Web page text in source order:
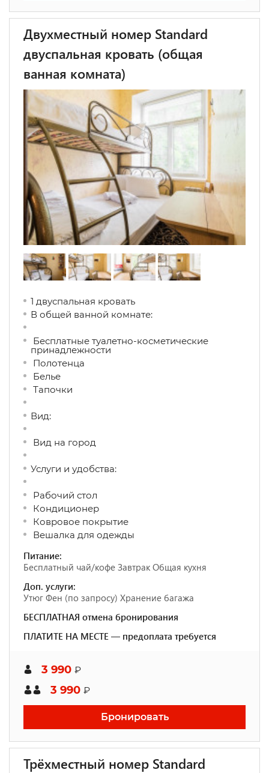
Двухместный номер Standard
двуспальная кровать (общая
ванная комната)
1 двуспальная кровать
В общей ванной комнате:
Бесплатные туалетно-косметические
принадлежности
Полотенца
Белье
Тапочки
Вид:
Вид на город
Услуги и удобства: ​
Рабочий стол
Кондиционер
Ковровое покрытие
Вешалка для одежды
Питание:
Бесплатный чай/кофе Завтрак Общая кухня
Доп. услуги:
Утюг Фен (по запросу) Хранение багажа
БЕСПЛАТНАЯ отмена бронирования
ПЛАТИТЕ НА МЕСТЕ — предоплата требуется
3 990 ₽
3 990 ₽
Бронировать
Трёхместный номер Standard